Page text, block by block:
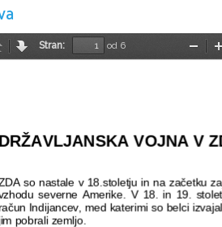
Naprej
Stran:
od 6
DRŽAVLJANSKA VOJNA V
so nastale v 18.stoletju in na začetku
severne Amerike.  V 18. in 19.
Indijancev, med katerimi so belci
pobrali zemljo.